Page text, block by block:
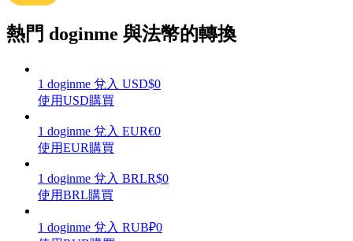
交易策略
熱門 doginme 與法幣的轉換
1 doginme 兌入 USD$0
使用USD購買
1 doginme 兌入 EUR€0
使用EUR購買
1 doginme 兌入 BRLR$0
使用BRL購買
1 doginme 兌入 RUB₽0